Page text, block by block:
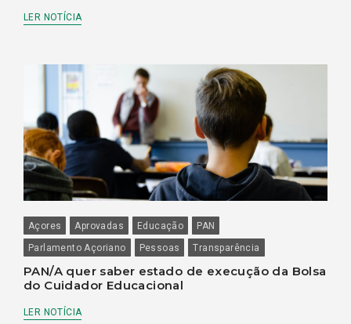
LER NOTÍCIA
Açores Aprovadas Educação
PAN
Parlamento Açoriano
Pessoas Transparência
PAN/A quer saber estado de execução da Bolsa
do Cuidador Educacional
LER NOTÍCIA